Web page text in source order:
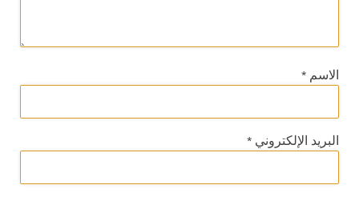
الاسم *
البريد الإلكتروني *